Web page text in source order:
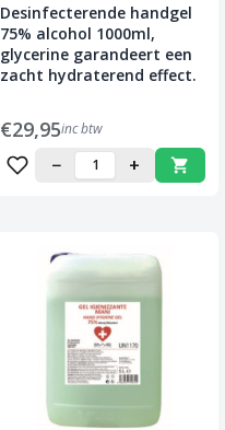
Desinfecterende handgel
75% alcohol 1000ml,
glycerine garandeert een
zacht hydraterend effect.
€29,95inc btw
− +